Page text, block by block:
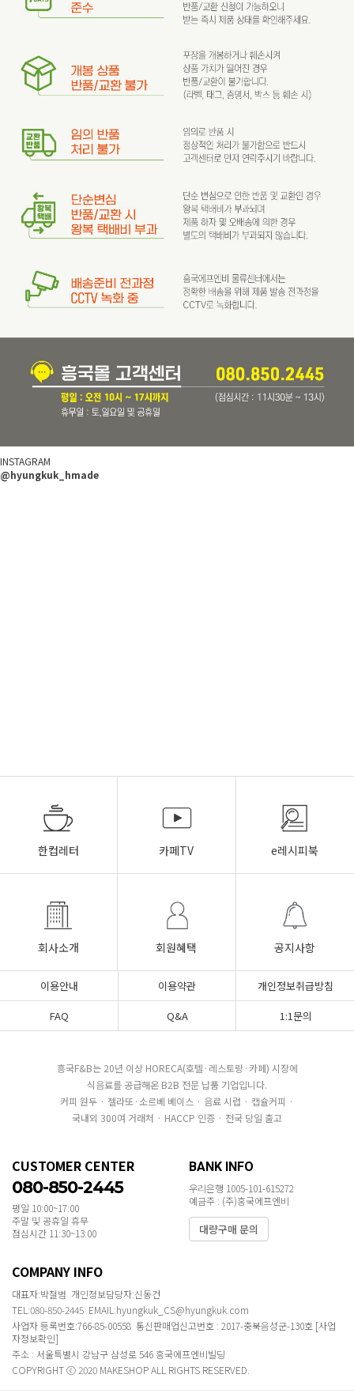
INSTAGRAM
@hyungkuk_hmade
한컵레터 카페TV e레시피북
회사소개 회원혜택 공지사항
이용안내 이용약관
개인정보취급방침
FAQ
Q&A 1:1문의
흥국F&B는 20년 이상 HORECA(호텔·레스토랑·카페) 시장에
식음료를 공급해온 B2B 전문 납품 기업입니다.
커피 원두 · 젤라또·소르베 베이스 · 음료 시럽 · 캡슐커피 ·
국내외 300여 거래처 · HACCP 인증 · 전국 당일 출고
CUSTOMER CENTER
080-850-2445
평일 10:00~17:00
주말 및 공휴일 휴무
점심시간 11:30~13:00
BANK INFO
우리은행 1005-101-615272
예금주 : (주)흥국에프엔비
대량구매 문의
COMPANY INFO
대표자:박철범 개인정보담당자:신동건
TEL:080-850-2445 EMAIL:hyungkuk_CS@hyungkuk.com
사업자 등록번호:766-85-00558 통신판매업신고번호 : 2017-충북음성군-130호 [사업
자정보확인]
주소 : 서울특별시 강남구 삼성로 546 흥국에프엔비빌딩
COPYRIGHT ⓒ 2020 MAKESHOP ALL RIGHTS RESERVED.